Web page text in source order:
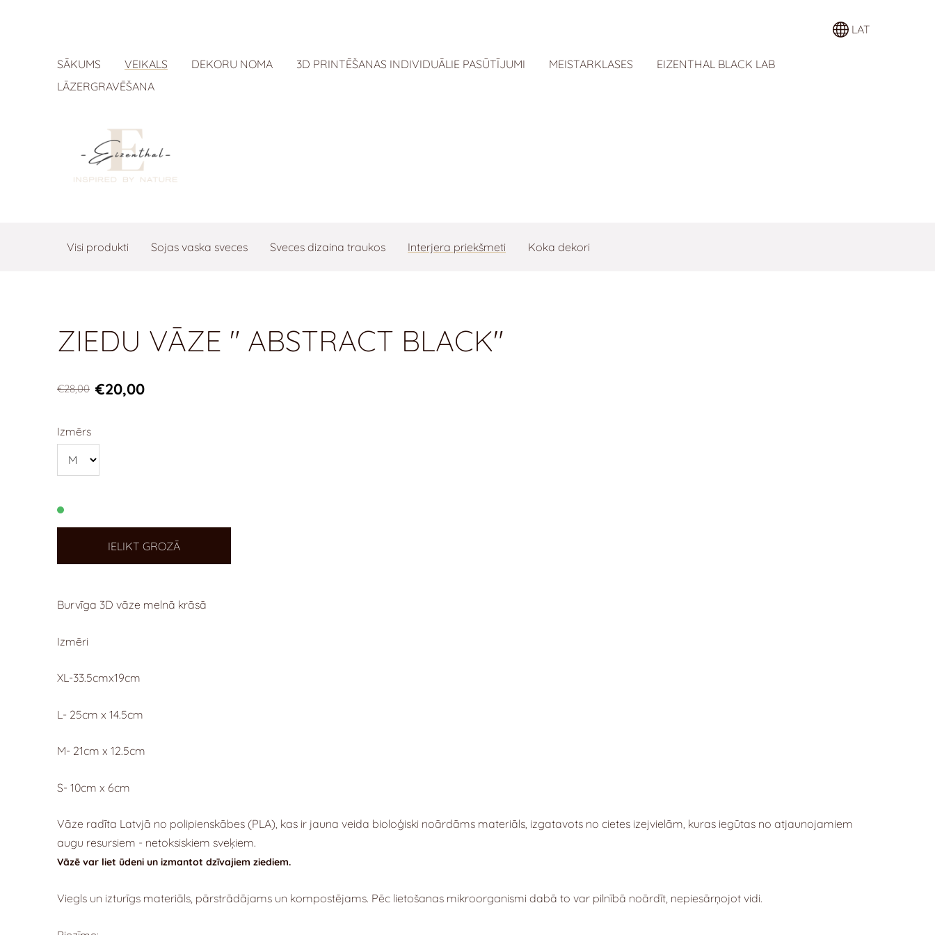
SĀKUMS VEIKALS DEKORU NOMA 3D PRINTĒŠANAS INDIVIDUĀLIE PASŪTĪJUMI MEISTARKLASES
EIZENTHAL BLACK LAB
LĀZERGRAVĒŠANA
LAT
Visi produkti Sojas vaska sveces Sveces dizaina traukos Interjera priekšmeti Koka dekori
ZIEDU VĀZE " ABSTRACT BLACK"
€28,00 €20,00
Izmērs
IELIKT GROZĀ
Burvīga 3D vāze melnā krāsā
Izmēri
XL-33.5cmx19cm
L- 25cm x 14.5cm
M- 21cm x 12.5cm
S- 10cm x 6cm
Vāze radīta Latvjā no polipienskābes (PLA), kas ir jauna veida bioloģiski noārdāms materiāls, izgatavots no cietes izejvielām, kuras iegūtas no atjaunojamiem
augu resursiem - netoksiskiem sveķiem.
Vāzē var liet ūdeni un izmantot dzīvajiem ziediem.
Viegls un izturīgs materiāls, pārstrādājams un kompostējams. Pēc lietošanas mikroorganismi dabā to var pilnībā noārdīt, nepiesārņojot vidi.